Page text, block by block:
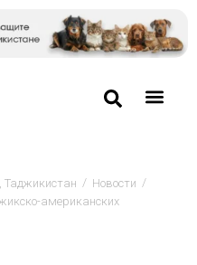
Таджикистан / Новости /
американских